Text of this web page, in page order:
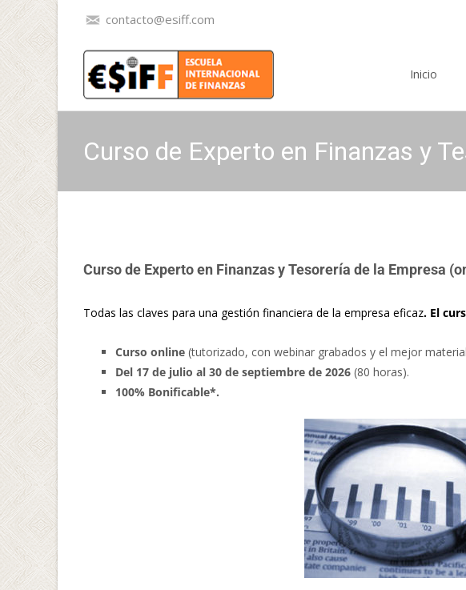
contacto@esiff.com
Inicio
Curso de Experto en Finanzas y
Curso de Experto en Finanzas y Tesorería de la Empresa
Todas las claves para una gestión financiera de la empresa eficaz. El
Curso online (tutorizado, con webinar grabados y el mejor
Del 17 de julio al 30 de septiembre de 2026 (80 horas).
100% Bonificable*.